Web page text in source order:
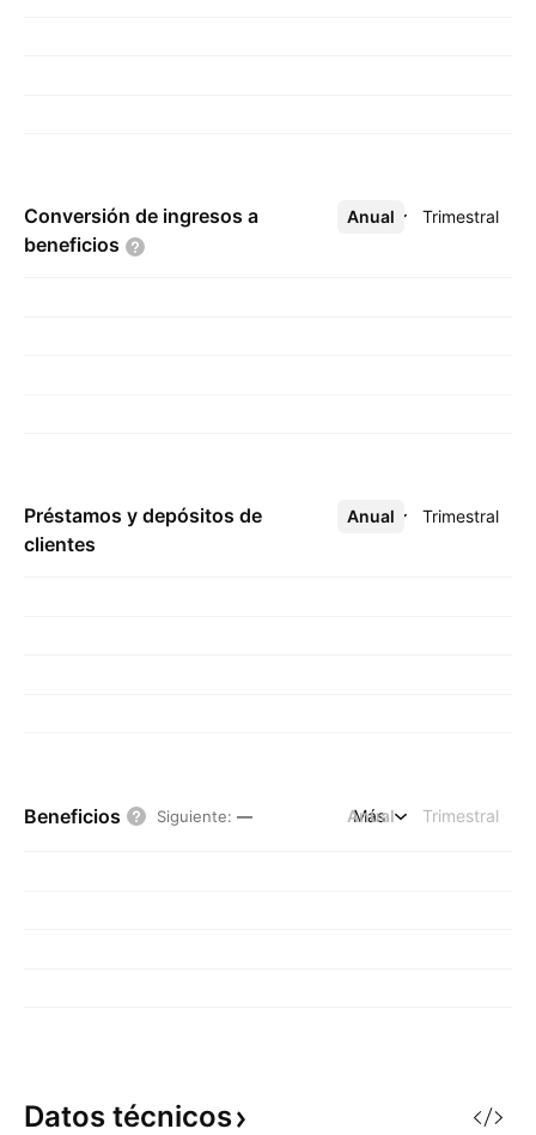
Conversión de ingresos a
beneficios
Anual Trimestral
Más
Préstamos y depósitos de
clientes
Anual Trimestral
Más
Beneficios Siguiente: — Anual Trimestral
Más
Datos técnicos